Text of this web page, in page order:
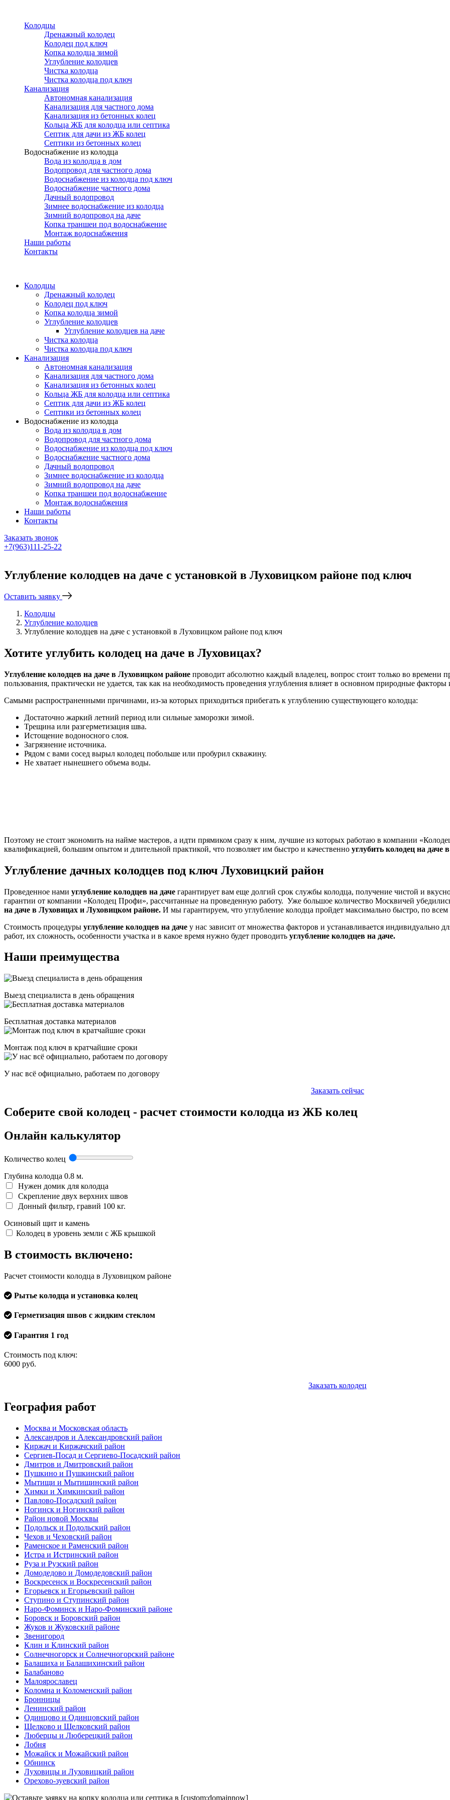
основному
содержанию
Колодцы
Дренажный колодец
Колодец под ключ
Копка колодца зимой
Углубление колодцев
Чистка колодца
Чистка колодца под ключ
Канализация
Автономная канализация
Канализация для частного дома
Канализация из бетонных колец
Кольца ЖБ для колодца или септика
Септик для дачи из ЖБ колец
Септики из бетонных колец
Водоснабжение из колодца
Вода из колодца в дом
Водопровод для частного дома
Водоснабжение из колодца под ключ
Водоснабжение частного дома
Дачный водопровод
Зимнее водоснабжение из колодца
Зимний водопровод на даче
Копка траншеи под водоснабжение
Монтаж водоснабжения
Наши работы
Контакты
Колодцы
Дренажный колодец
Колодец под ключ
Копка колодца зимой
Углубление колодцев
Углубление колодцев на даче
Чистка колодца
Чистка колодца под ключ
Канализация
Автономная канализация
Канализация для частного дома
Канализация из бетонных колец
Кольца ЖБ для колодца или септика
Септик для дачи из ЖБ колец
Септики из бетонных колец
Водоснабжение из колодца
Вода из колодца в дом
Водопровод для частного дома
Водоснабжение из колодца под ключ
Водоснабжение частного дома
Дачный водопровод
Зимнее водоснабжение из колодца
Зимний водопровод на даче
Копка траншеи под водоснабжение
Монтаж водоснабжения
Наши работы
Контакты
Заказать звонок
+7(963)111-25-22
Углубление колодцев на даче с установкой в Луховицком районе под ключ
Оставить заявку
Колодцы
Углубление колодцев
Углубление колодцев на даче с установкой в Луховицком районе под ключ
Хотите углубить колодец на даче в Луховицах?
Углубление колодцев на даче в Луховицком районе проводит абсолютно каждый владелец, вопрос стоит только во времени
пользования, практически не удается, так как на необходимость проведения углубления влияет в основном природные факторы
Самыми распространенными причинами, из-за которых приходиться прибегать к углублению существующего колодца:
Достаточно жаркий летний период или сильные заморозки зимой.
Трещина или разгерметизация шва.
Истощение водоносного слоя.
Загрязнение источника.
Рядом с вами сосед вырыл колодец побольше или пробурил скважину.
Не хватает нынешнего объема воды.
Поэтому не стоит экономить на найме мастеров, а идти прямиком сразу к ним, лучшие из которых работаю в компании
квалификацией, большим опытом и длительной практикой, что позволяет им быстро и качественно углубить колодец на
Углубление дачных колодцев под ключ Луховицкий район
Проведенное нами углубление колодцев на даче гарантирует вам еще долгий срок службы колодца, получение чистой и
гарантии от компании «Колодец Профи», рассчитанные на проведенную работу. Уже большое количество Москвичей
на даче в Луховицах и Луховицком районе. И мы гарантируем, что углубление колодца пройдет максимально быстро, по
Стоимость процедуры углубление колодцев на даче у нас зависит от множества факторов и устанавливается индивидуально
работ, их сложность, особенности участка и в какое время нужно будет проводить углубление колодцев на даче.
Наши преимущества
Выезд специалиста в день обращения
Бесплатная доставка материалов
Монтаж под ключ в кратчайшие сроки
У нас всё официально, работаем по договору
Заказать сейчас
Соберите свой колодец - расчет стоимости колодца из ЖБ колец
Онлайн калькулятор
Количество колец
Глубина колодца 0.8 м.
Нужен домик для колодца
Скрепление двух верхних швов
Донный фильтр, гравий 100 кг.
Осиновый щит и камень
Колодец в уровень земли с ЖБ крышкой
В стоимость включено:
Расчет стоимости колодца в Луховицком районе
Рытье колодца и установка колец
Герметизация швов с жидким стеклом
Гарантия 1 год
Стоимость под ключ:
6000 руб.
Заказать колодец
География работ
Москва и Московская область
Александров и Александровский район
Киржач и Киржачский район
Сергиев-Посад и Сергиево-Посадский район
Дмитров и Дмитровский район
Пушкино и Пушкинский район
Мытищи и Мытищинский район
Химки и Химкинский район
Павлово-Посадский район
Ногинск и Ногинский район
Район новой Москвы
Подольск и Подольский район
Чехов и Чеховский район
Раменское и Раменский район
Истра и Истринский район
Руза и Рузский район
Домодедово и Домодедовский район
Воскресенск и Воскресенский район
Егорьевск и Егорьевский район
Ступино и Ступинский район
Наро-Фоминск и Наро-Фоминский районе
Боровск и Боровский район
Жуков и Жуковский районе
Звенигород
Клин и Клинский район
Солнечногорск и Солнечногорский районе
Балашиха и Балашихинский район
Балабаново
Малоярославец
Коломна и Коломенский район
Бронницы
Ленинский район
Одинцово и Одинцовский район
Щелково и Щелковский район
Люберцы и Люберецкий район
Лобня
Можайск и Можайский район
Обнинск
Луховицы и Луховицкий район
Орехово-зуевский район